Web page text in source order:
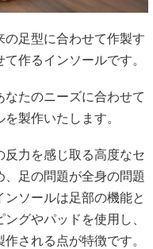
の足型に合わせて作製す
作るインソールです。
たのニーズに合わせて
製作いたします。
反力を感じ取る高度なセ
、足の問題が全身の問題
ソールは足部の機能と
グやパッドを使用し、
される点が特徴です。